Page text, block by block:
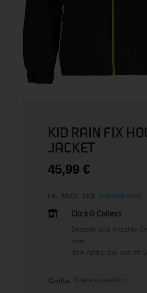
KID RAIN FIX
JACKET
45,99 €
inkl. MwSt. zzgl. Versandkosten
 Click & Collect
Bestelle und bezahle
hole
dein Artikel bei uns im
Größe